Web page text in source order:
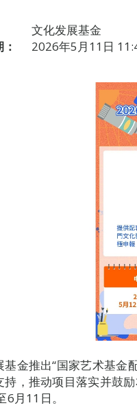
文化发展基金
2026年5月11日
基金推出“国家艺术基金
持，推动项目落实并鼓
6月11日。